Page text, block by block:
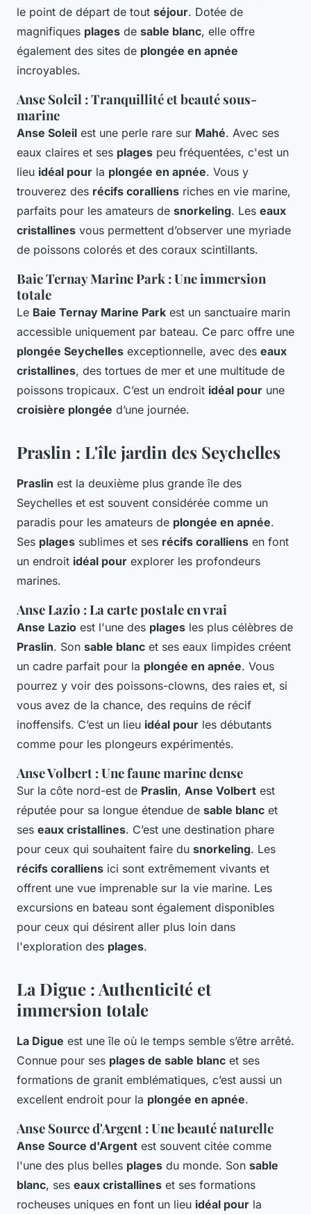
le point de départ de tout séjour. Dotée de
magnifiques plages de sable blanc, elle offre
également des sites de plongée en apnée
incroyables.
Anse Soleil : Tranquillité et beauté sous-
marine
Anse Soleil est une perle rare sur Mahé. Avec ses
eaux claires et ses plages peu fréquentées, c'est un
lieu idéal pour la plongée en apnée. Vous y
trouverez des récifs coralliens riches en vie marine,
parfaits pour les amateurs de snorkeling. Les eaux
cristallines vous permettent d’observer une myriade
de poissons colorés et des coraux scintillants.
Baie Ternay Marine Park : Une immersion
totale
Le Baie Ternay Marine Park est un sanctuaire marin
accessible uniquement par bateau. Ce parc offre une
plongée Seychelles exceptionnelle, avec des eaux
cristallines, des tortues de mer et une multitude de
poissons tropicaux. C’est un endroit idéal pour une
croisière plongée d’une journée.
Praslin : L'île jardin des Seychelles
Praslin est la deuxième plus grande île des
Seychelles et est souvent considérée comme un
paradis pour les amateurs de plongée en apnée.
Ses plages sublimes et ses récifs coralliens en font
un endroit idéal pour explorer les profondeurs
marines.
Anse Lazio : La carte postale en vrai
Anse Lazio est l'une des plages les plus célèbres de
Praslin. Son sable blanc et ses eaux limpides créent
un cadre parfait pour la plongée en apnée. Vous
pourrez y voir des poissons-clowns, des raies et, si
vous avez de la chance, des requins de récif
inoffensifs. C’est un lieu idéal pour les débutants
comme pour les plongeurs expérimentés.
Anse Volbert : Une faune marine dense
Sur la côte nord-est de Praslin, Anse Volbert est
réputée pour sa longue étendue de sable blanc et
ses eaux cristallines. C’est une destination phare
pour ceux qui souhaitent faire du snorkeling. Les
récifs coralliens ici sont extrêmement vivants et
offrent une vue imprenable sur la vie marine. Les
excursions en bateau sont également disponibles
pour ceux qui désirent aller plus loin dans
l'exploration des plages.
La Digue : Authenticité et
immersion totale
La Digue est une île où le temps semble s’être arrêté.
Connue pour ses plages de sable blanc et ses
formations de granit emblématiques, c’est aussi un
excellent endroit pour la plongée en apnée.
Anse Source d'Argent : Une beauté naturelle
Anse Source d'Argent est souvent citée comme
l'une des plus belles plages du monde. Son sable
blanc, ses eaux cristallines et ses formations
rocheuses uniques en font un lieu idéal pour la